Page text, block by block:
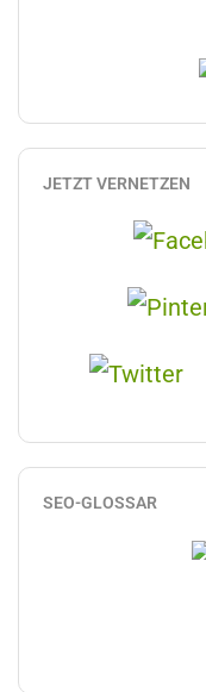
JETZT VERNETZEN
SEO-GLOSSAR